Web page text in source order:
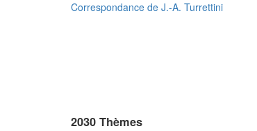
Correspondance de J.-A. Turrettini
2030 Thèmes